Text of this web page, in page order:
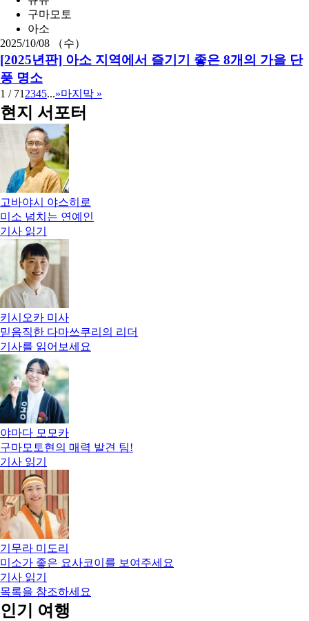
구마모토
아소
2025/10/08 （수）
[2025년판] 아소 지역에서 즐기기 좋은 8개의 가을 단
풍 명소
1 / 712345...»마지막 »
현지 서포터
고바야시 야스히로
미소 넘치는 연예인
기사 읽기
키시오카 미사
믿음직한 다마쓰쿠리의 리더
기사를 읽어보세요
야마다 모모카
구마모토현의 매력 발견 팀!
기사 읽기
기무라 미도리
미소가 좋은 요사코이를 보여주세요
기사 읽기
목록을 참조하세요
인기 여행